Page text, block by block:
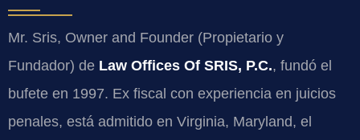
Mr. Sris, Owner and Founder (Propietario y
Fundador) de Law Offices Of SRIS, P.C., fundó el
bufete en 1997. Ex fiscal con experiencia en juicios
penales, está admitido en Virginia, Maryland, el